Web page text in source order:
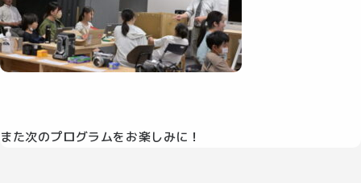
また次のプログラムをお楽しみに！